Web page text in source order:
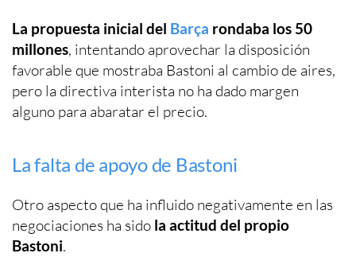
La propuesta inicial del Barça rondaba los 50
millones, intentando aprovechar la disposición
favorable que mostraba Bastoni al cambio de aires,
pero la directiva interista no ha dado margen
alguno para abaratar el precio.
La falta de apoyo de Bastoni
Otro aspecto que ha influido negativamente en las
negociaciones ha sido la actitud del propio
Bastoni.